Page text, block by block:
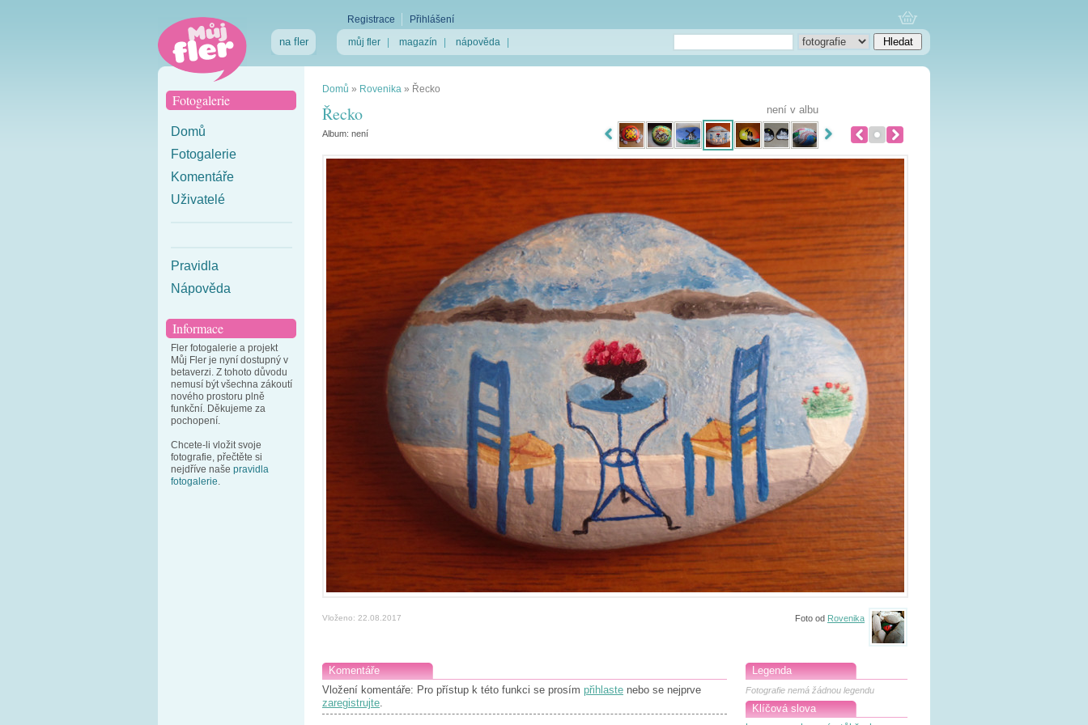
na fler
Registrace
Přihlášení
můj fler
magazín nápověda
Fotogalerie
Domů
Fotogalerie
Komentáře
Uživatelé
Pravidla
Nápověda
Informace
Fler fotogalerie a projekt
Můj Fler je nyní dostupný v
betaverzi. Z tohoto důvodu
nemusí být všechna zákoutí
nového prostoru plně
funkční. Děkujeme za
pochopení.
Chcete-li vložit svoje
fotografie, přečtěte si
nejdříve naše pravidla
fotogalerie.
Domů » Rovenika » Řecko
Řecko
Album: není
není v albu
Vloženo: 22.08.2017 Foto od Rovenika
Komentáře
Vložení komentáře: Pro přístup k této funkci se prosím přihlaste nebo se nejprve
zaregistrujte.
Legenda
Fotografie nemá žádnou legendu
Klíčová slova